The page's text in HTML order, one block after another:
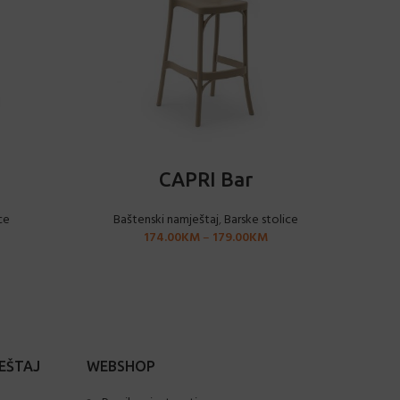
CAPRI Bar
Baštenski namještaj, Barske stolice
174.00KM– 179.00KM
WEBSHOP